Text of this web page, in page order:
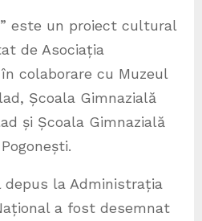
este un proiect cultural
de Asociația
în colaborare cu Muzeul
Școala Gimnazială
și Școala Gimnazială
depus la Administrația
a fost desemnat